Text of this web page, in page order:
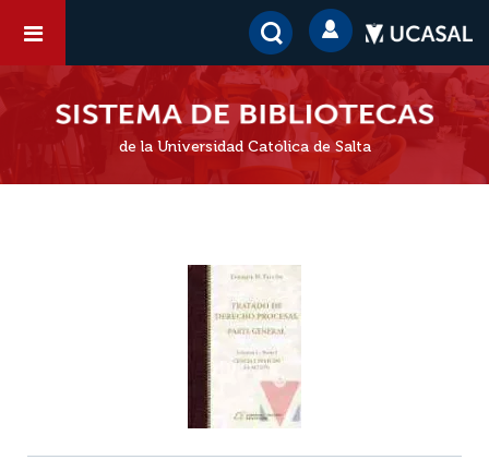
de la Universidad Católica de Salta